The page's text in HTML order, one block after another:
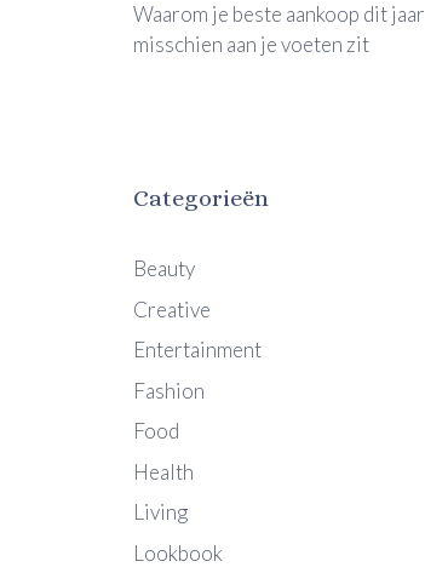
Waarom je beste aankoop dit jaar
misschien aan je voeten zit
Categorieën
Beauty
Creative
Entertainment
Fashion
Food
Health
Living
Lookbook